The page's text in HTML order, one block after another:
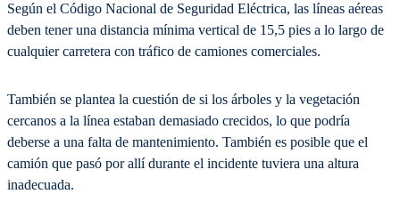
Según el Código Nacional de Seguridad Eléctrica, las líneas aéreas
deben tener una distancia mínima vertical de 15,5 pies a lo largo de
cualquier carretera con tráfico de camiones comerciales.
También se plantea la cuestión de si los árboles y la vegetación
cercanos a la línea estaban demasiado crecidos, lo que podría
deberse a una falta de mantenimiento. También es posible que el
camión que pasó por allí durante el incidente tuviera una altura
inadecuada.